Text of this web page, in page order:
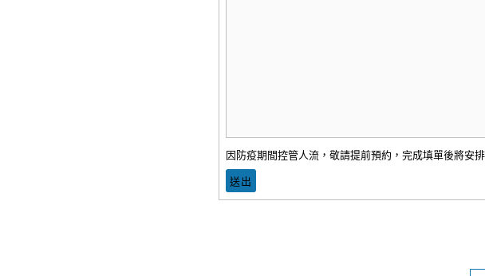
因防疫期間控管人流，敬請提前預約，完成填單後將安